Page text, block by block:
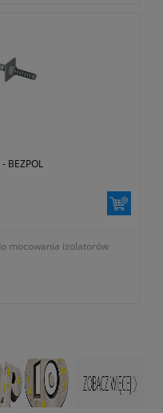
zgodnie z wytycznymi
BEZPOL
mocowania izolatorów
na fotografii nr 2 w
na fotografii nr 2 w